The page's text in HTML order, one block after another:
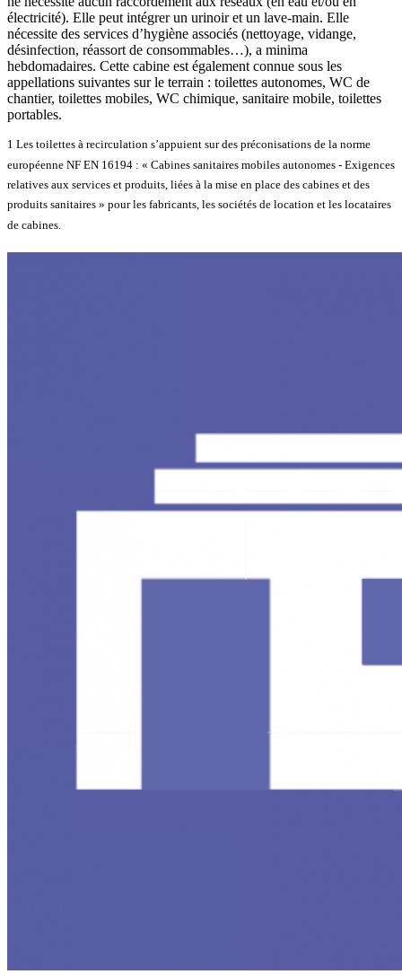
électricité). Elle peut intégrer un urinoir et un lave-main. Elle
nécessite des services d’hygiène associés (nettoyage, vidange,
désinfection, réassort de consommables…), a minima
hebdomadaires. Cette cabine est également connue sous les
appellations suivantes sur le terrain : toilettes autonomes, WC de
chantier, toilettes mobiles, WC chimique, sanitaire mobile, toilettes
portables.
1 Les toilettes à recirculation s’appuient sur des préconisations de la norme
européenne NF EN 16194 : « Cabines sanitaires mobiles autonomes - Exigences
relatives aux services et produits, liées à la mise en place des cabines et des
produits sanitaires » pour les fabricants, les sociétés de location et les locataires
de cabines.